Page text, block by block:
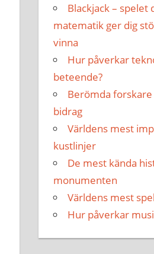
Blackjack – spelet
matematik ger dig
vinna
Hur påverkar
beteende?
Berömda
bidrag
Världens mest
kustlinjer
De mest kända
monumenten
Världens mest
Hur påverkar